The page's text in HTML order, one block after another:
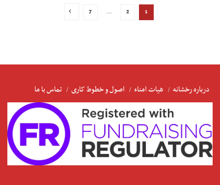
1
2
…
7
درباره رخشانه هیات امناء اصول و خطوط کاری تماس با ما